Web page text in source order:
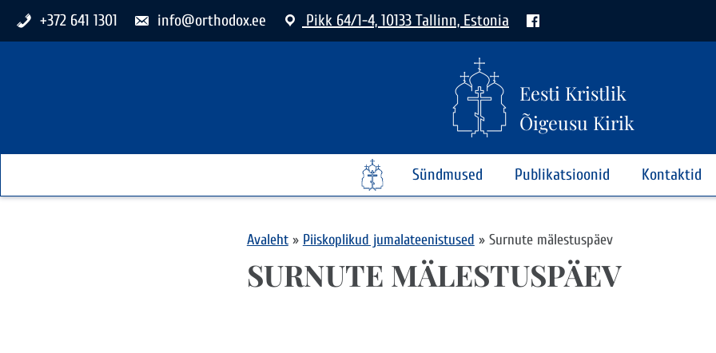
+372 641 1301 info@orthodox.ee Pikk 64/1-4, 10133 Tallinn, Estonia
Eesti Kristlik
Õigeusu Kirik
Sündmused Publikatsioonid Kontaktid
Avaleht » Piiskoplikud jumalateenistused » Surnute mälestuspäev
SURNUTE MÄLESTUSPÄEV